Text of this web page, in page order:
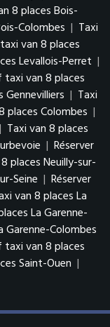
8 places Bois-
Colombes | Taxi
van 8 places
Levallois-Perret |
taxi van 8 places
Gennevilliers | Taxi
places Colombes |
| Taxi van 8 places
| Réserver
places Neuilly-sur-
Seine | Réserver
van 8 places La
La Garenne-
Garenne-Colombes
taxi van 8 places
Saint-Ouen |